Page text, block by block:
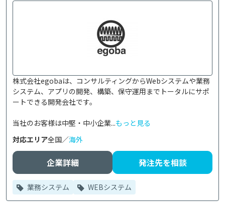
株式会社egobaは、コンサルティングからWebシステムや業務
システム、アプリの開発、構築、保守運用までトータルにサポ
ートできる開発会社です。
当社のお客様は中堅・中小企業...もっと見る
対応エリア全国／海外
企業詳細 発注先を相談
業務システム WEBシステム